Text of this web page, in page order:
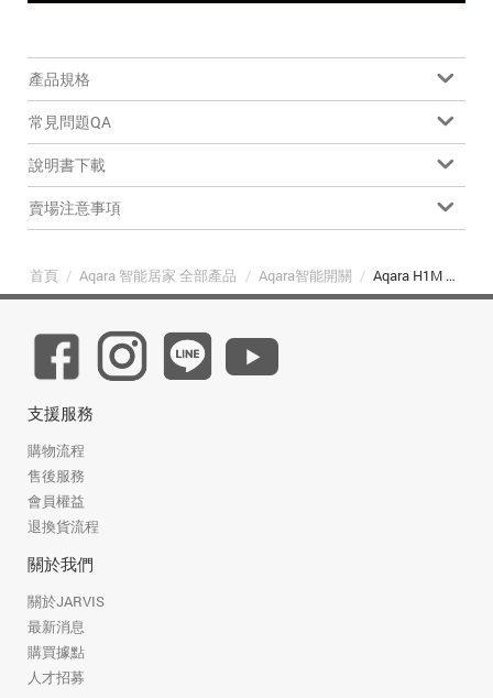
產品規格
常見問題QA
說明書下載
賣場注意事項
首頁 / Aqara 智能居家 全部產品 / Aqara智能開關 / Aqara H1M 智能開關-三鍵
支援服務
購物流程
售後服務
會員權益
退換貨流程
關於我們
關於JARVIS
最新消息
購買據點
人才招募